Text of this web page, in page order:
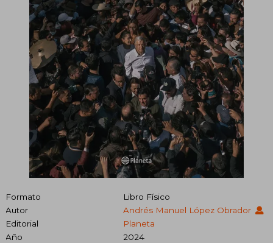
Formato
Libro Físico
Autor
Andrés Manuel López Obrador
Editorial
Planeta
Año
2024